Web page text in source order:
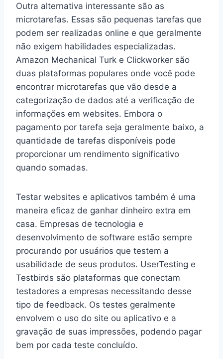
Outra alternativa interessante são as
microtarefas. Essas são pequenas tarefas que
podem ser realizadas online e que geralmente
não exigem habilidades especializadas.
Amazon Mechanical Turk e Clickworker são
duas plataformas populares onde você pode
encontrar microtarefas que vão desde a
categorização de dados até a verificação de
informações em websites. Embora o
pagamento por tarefa seja geralmente baixo, a
quantidade de tarefas disponíveis pode
proporcionar um rendimento significativo
quando somadas.
Testar websites e aplicativos também é uma
maneira eficaz de ganhar dinheiro extra em
casa. Empresas de tecnologia e
desenvolvimento de software estão sempre
procurando por usuários que testem a
usabilidade de seus produtos. UserTesting e
Testbirds são plataformas que conectam
testadores a empresas necessitando desse
tipo de feedback. Os testes geralmente
envolvem o uso do site ou aplicativo e a
gravação de suas impressões, podendo pagar
bem por cada teste concluído.